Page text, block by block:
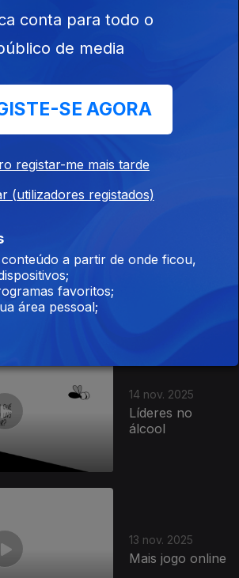
Casa Branca
18 nov. 2025
Debates
17 nov. 2025
14 nov. 2025
Líderes no
álcool
13 nov. 2025
Mais jogo online
conta para todo o
de media
SE AGORA
registar-me mais tarde
(utilizadores registados)
a partir de onde ficou,
favoritos;
área pessoal;